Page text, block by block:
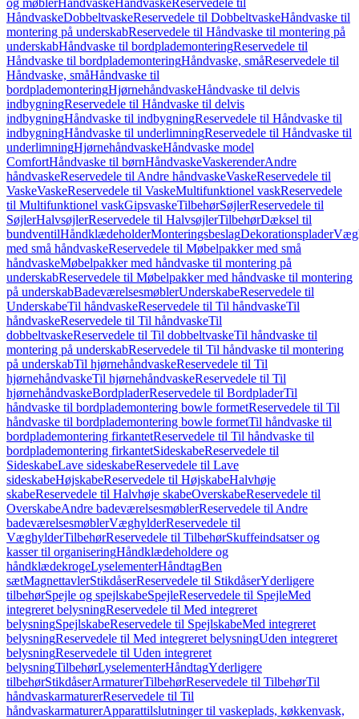
og møblerHåndvaskeHåndvaskeReservedele til
HåndvaskeDobbeltvaskeReservedele til DobbeltvaskeHåndvaske til
montering på underskabReservedele til Håndvaske til montering på
underskabHåndvaske til bordplademonteringReservedele til
Håndvaske til bordplademonteringHåndvaske, småReservedele til
Håndvaske, småHåndvaske til
bordplademonteringHjørnehåndvaskeHåndvaske til delvis
indbygningReservedele til Håndvaske til delvis
indbygningHåndvaske til indbygningReservedele til Håndvaske til
indbygningHåndvaske til underlimningReservedele til Håndvaske til
underlimningHjørnehåndvaskeHåndvaske model
ComfortHåndvaske til børnHåndvaskeVaskerenderAndre
håndvaskeReservedele til Andre håndvaskeVaskeReservedele til
VaskeVaskeReservedele til VaskeMultifunktionel vaskReservedele
til Multifunktionel vaskGipsvaskeTilbehørSøjlerReservedele til
SøjlerHalvsøjlerReservedele til HalvsøjlerTilbehørDæksel til
bundventilHåndklædeholderMonteringsbeslagDekorationsplader
med små håndvaskeReservedele til Møbelpakker med små
håndvaskeMøbelpakker med håndvaske til montering på
underskabReservedele til Møbelpakker med håndvaske til montering
på underskabBadeværelsesmøblerUnderskabeReservedele til
UnderskabeTil håndvaskeReservedele til Til håndvaskeTil
håndvaskeReservedele til Til håndvaskeTil
dobbeltvaskeReservedele til Til dobbeltvaskeTil håndvaske til
montering på underskabReservedele til Til håndvaske til montering
på underskabTil hjørnehåndvaskeReservedele til Til
hjørnehåndvaskeTil hjørnehåndvaskeReservedele til Til
hjørnehåndvaskeBordpladerReservedele til BordpladerTil
håndvaske til bordplademontering bowle formetReservedele til Til
håndvaske til bordplademontering bowle formetTil håndvaske til
bordplademontering firkantetReservedele til Til håndvaske til
bordplademontering firkantetSideskabeReservedele til
SideskabeLave sideskabeReservedele til Lave
sideskabeHøjskabeReservedele til HøjskabeHalvhøje
skabeReservedele til Halvhøje skabeOverskabeReservedele til
OverskabeAndre badeværelsesmøblerReservedele til Andre
badeværelsesmøblerVæghylderReservedele til
VæghylderTilbehørReservedele til TilbehørSkuffeindsatser og
kasser til organiseringHåndklædeholdere og
håndklædekrogeLyselementerHåndtagBen
sætMagnettavlerStikdåserReservedele til StikdåserYderligere
tilbehørSpejle og spejlskabeSpejleReservedele til SpejleMed
integreret belysningReservedele til Med integreret
belysningSpejlskabeReservedele til SpejlskabeMed integreret
belysningReservedele til Med integreret belysningUden integreret
belysningReservedele til Uden integreret
belysningTilbehørLyselementerHåndtagYderligere
tilbehørStikdåserArmaturerTilbehørReservedele til TilbehørTil
håndvaskarmaturerReservedele til Til
håndvaskarmaturerApparattilslutninger til vaskeplads, køkkenvask,